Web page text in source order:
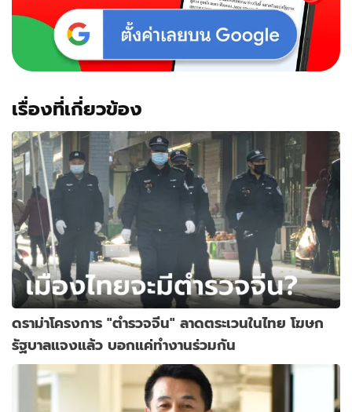
เรื่องที่เกี่ยวข้อง
ดราม่าโครงการ "ตำรวจจีน" ลาดตระเวนในไทย โฆษก
รัฐบาลแจงแล้ว บอกแค่ทำงานร่วมกัน